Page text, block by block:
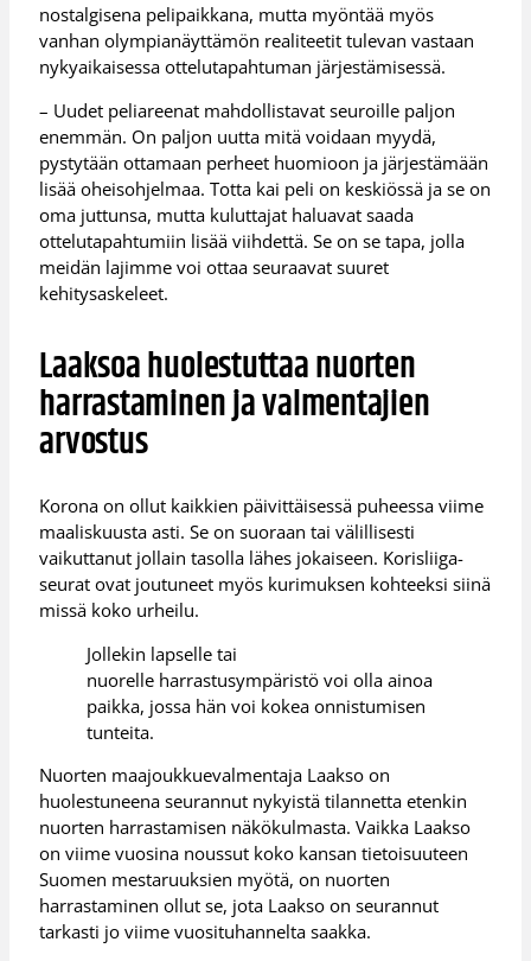
nostalgisena pelipaikkana, mutta myöntää myös
vanhan olympianäyttämön realiteetit tulevan vastaan
nykyaikaisessa ottelutapahtuman järjestämisessä.
– Uudet peliareenat mahdollistavat seuroille paljon
enemmän. On paljon uutta mitä voidaan myydä,
pystytään ottamaan perheet huomioon ja järjestämään
lisää oheisohjelmaa. Totta kai peli on keskiössä ja se on
oma juttunsa, mutta kuluttajat haluavat saada
ottelutapahtumiin lisää viihdettä. Se on se tapa, jolla
meidän lajimme voi ottaa seuraavat suuret
kehitysaskeleet.
Laaksoa huolestuttaa nuorten
harrastaminen ja valmentajien
arvostus
Korona on ollut kaikkien päivittäisessä puheessa viime
maaliskuusta asti. Se on suoraan tai välillisesti
vaikuttanut jollain tasolla lähes jokaiseen. Korisliiga-
seurat ovat joutuneet myös kurimuksen kohteeksi siinä
missä koko urheilu.
Jollekin lapselle tai
nuorelle harrastusympäristö voi olla ainoa
paikka, jossa hän voi kokea onnistumisen
tunteita.
Nuorten maajoukkuevalmentaja Laakso on
huolestuneena seurannut nykyistä tilannetta etenkin
nuorten harrastamisen näkökulmasta. Vaikka Laakso
on viime vuosina noussut koko kansan tietoisuuteen
Suomen mestaruuksien myötä, on nuorten
harrastaminen ollut se, jota Laakso on seurannut
tarkasti jo viime vuosituhannelta saakka.